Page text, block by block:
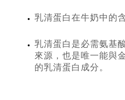
乳清蛋白在牛奶中的
乳清蛋白是必需氨基
來源，也是唯一能與
的乳清蛋白成分。